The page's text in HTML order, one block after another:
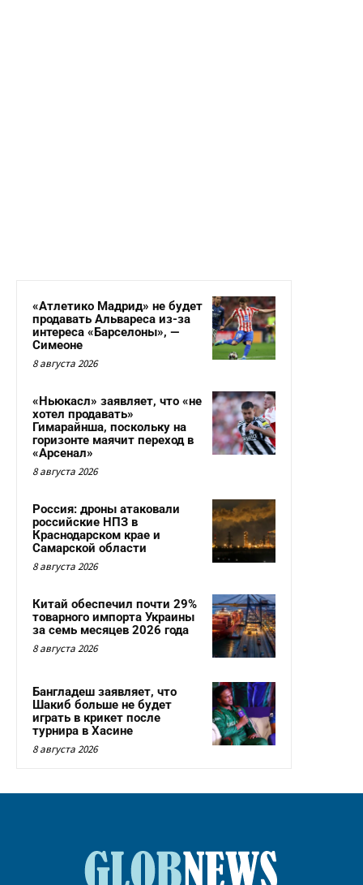
«Атлетико Мадрид» не будет
продавать Альвареса из-за
интереса «Барселоны», —
Симеоне
8 августа 2026
«Ньюкасл» заявляет, что «не
хотел продавать»
Гимарайнша, поскольку на
горизонте маячит переход в
«Арсенал»
8 августа 2026
Россия: дроны атаковали
российские НПЗ в
Краснодарском крае и
Самарской области
8 августа 2026
Китай обеспечил почти 29%
товарного импорта Украины
за семь месяцев 2026 года
8 августа 2026
Бангладеш заявляет, что
Шакиб больше не будет
играть в крикет после
турнира в Хасине
8 августа 2026